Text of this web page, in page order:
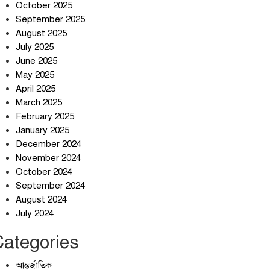
কয়ছর এম আহমেদের সঙ্গে
October 2025
September 2025
August 2025
July 2025
June 2025
May 2025
April 2025
March 2025
February 2025
January 2025
December 2024
November 2024
October 2024
September 2024
August 2024
July 2024
আন্তর্জাতিক